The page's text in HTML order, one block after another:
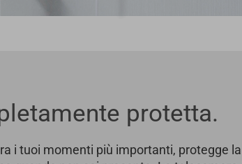
protetta.
i tuoi momenti più importanti, protegge